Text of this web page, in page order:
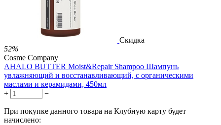
Скидка
52%
Cosme Company
AHALO BUTTER Moist&Repair Shampoo Шампунь
увлажняющий и восстанавливающий, с органическими
маслами и керамидами, 450мл
+
−
При покупке данного товара на Клубную карту будет
начислено: